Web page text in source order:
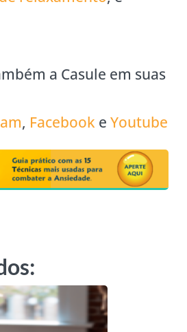
a Casule em suas
, Facebooke Youtube